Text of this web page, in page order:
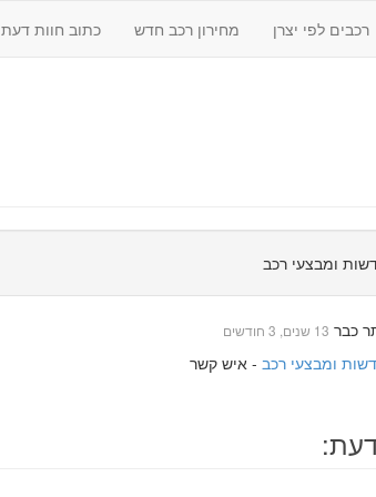
רכבים לפי יצרן מחירון רכב חדש כתוב חוות דעת
ומבצעי רכב
כבר 13 שנים, 3 חודשים
- איש קשר